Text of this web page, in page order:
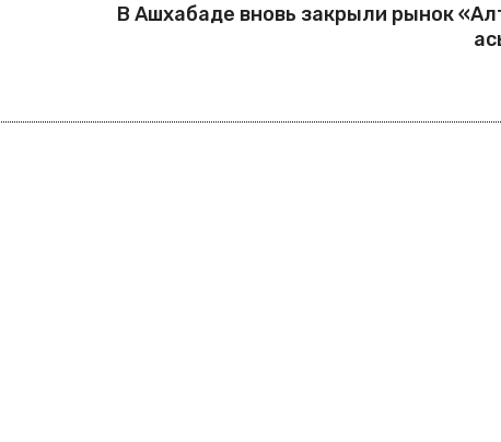
В Ашхабаде вновь закрыли рынок